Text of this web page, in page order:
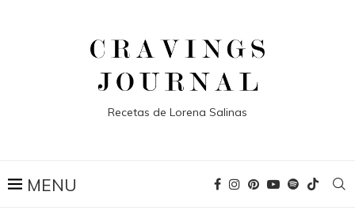
Recetas de Lorena Salinas